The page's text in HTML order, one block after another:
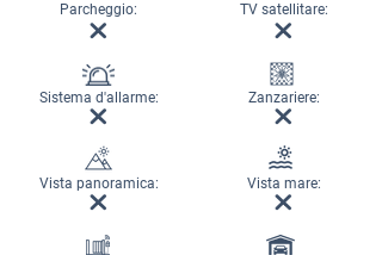
Parcheggio:
Sistema d'allarme:
Vista panoramica:
TV satellitare:
Zanzariere:
Vista mare: